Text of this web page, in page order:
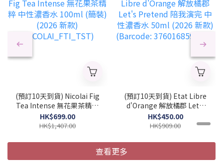
(預訂10天到貨) Nicolai Fig
Tea Intense 無花果茶精粹
中性濃香水 100ml (簡裝)
(2026 新款)
HK$699.00
HK$1,407.00
(預訂10天到貨) Etat Libre
d'Orange 解放橘郡 Let's
Pretend 陪我演完 中性濃
香水 50ml (2026 新款)
3760168594281)
HK$450.00
HK$909.00
查看更多